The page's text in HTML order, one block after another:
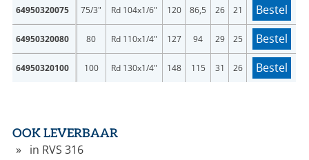
64950320075 75/3" Rd 104x1/6" 120 86,5 26 21 Bestel
64950320080 80 Rd 110x1/4" 127 94 29 25 Bestel
64950320100 100 Rd 130x1/4" 148 115 31 26 Bestel
OOK LEVERBAAR
in RVS 316